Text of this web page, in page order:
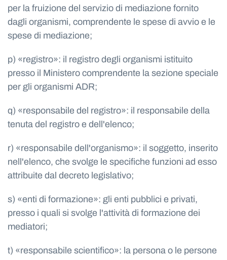
per la fruizione del servizio di mediazione fornito
dagli organismi, comprendente le spese di avvio e le
spese di mediazione;
p) «registro»: il registro degli organismi istituito
presso il Ministero comprendente la sezione speciale
per gli organismi ADR;
q) «responsabile del registro»: il responsabile della
tenuta del registro e dell'elenco;
r) «responsabile dell'organismo»: il soggetto, inserito
nell'elenco, che svolge le specifiche funzioni ad esso
attribuite dal decreto legislativo;
s) «enti di formazione»: gli enti pubblici e privati,
presso i quali si svolge l'attività di formazione dei
mediatori;
t) «responsabile scientifico»: la persona o le persone